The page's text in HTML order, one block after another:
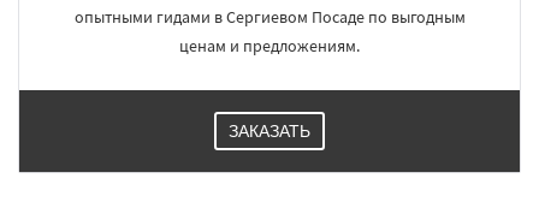
опытными гидами в Сергиевом Посаде по выгодным
ценам и предложениям.
ЗАКАЗАТЬ